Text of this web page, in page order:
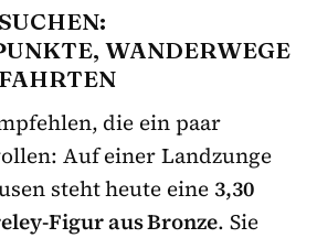
WANDERWEGE
die ein paar
Auf einer Landzunge
steht heute eine 3,30
Figur aus Bronze. Sie